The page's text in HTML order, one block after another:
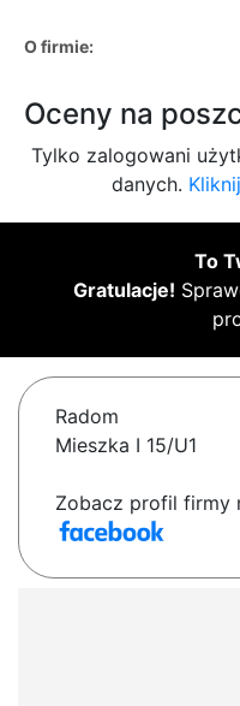
O firmie:
Oceny na
Tylko zalogowani
danych.
To
Gratulacje!
Radom
Mieszka I 15/U1
Zobacz profil firmy